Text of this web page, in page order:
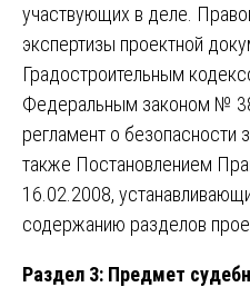
участвующих в деле.
экспертизы проектной
Градостроительным
Федеральным законом №
регламент о безопасности
также Постановлением
16.02.2008,
содержанию разделов
Раздел 3: Предмет